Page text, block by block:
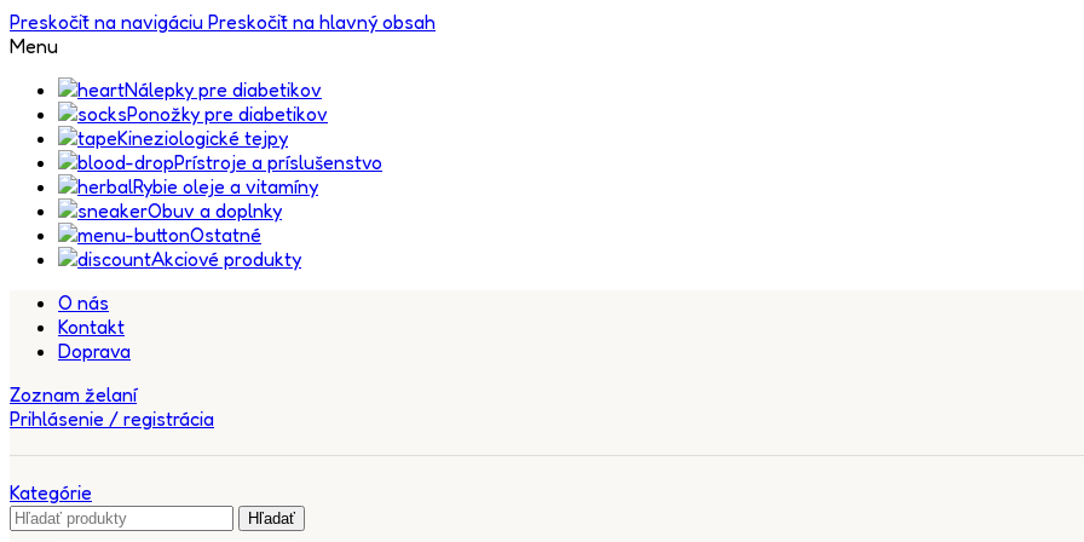
Preskočiť na navigáciu Preskočiť na hlavný obsah
Menu
Nálepky pre diabetikov
Ponožky pre diabetikov
Kineziologické tejpy
Prístroje a príslušenstvo
Rybie oleje a vitamíny
Obuv a doplnky
Ostatné
Akciové produkty
O nás
Kontakt
Doprava
Zoznam želaní
Prihlásenie / registrácia
Kategórie
Hľadať